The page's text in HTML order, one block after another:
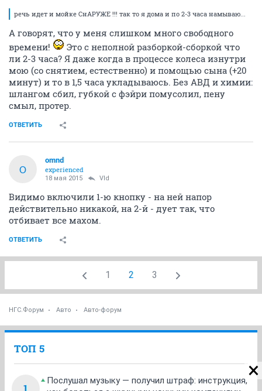
речь идет и мойке СнАРУЖЕ !!! так то я дома и по 2-3 часа намываю...
А говорят, что у меня слишком много свободного
времени!
Это с неполной разборкой-сборкой что
ли 2-3 часа? Я даже когда в процессе колеса изнутри
мою (со снятием, естественно) и помощью сына (+20
минут) и то в 1,5 часа укладываюсь. Без АВД и химии:
шлангом сбил, губкой с фэйри помусолил, пену
смыл, протер.
ОТВЕТИТЬ
O
omnd
experienced
18 мая 2015 Vld
Видимо включили 1-ю кнопку - на ней напор
действительно никакой, на 2-й - дует так, что
отбивает все махом.
ОТВЕТИТЬ
1 2 3
НГС.Форум Авто Авто-форум
ТОП 5
Послушал музыку — получил штраф: инструкция,